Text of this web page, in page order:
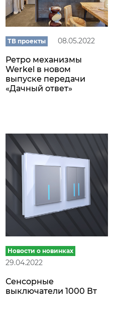
ТВ проекты 08.05.2022
Ретро механизмы
Werkel в новом
выпуске передачи
«Дачный ответ»
Новости о новинках
29.04.2022
Сенсорные
выключатели 1000 Вт